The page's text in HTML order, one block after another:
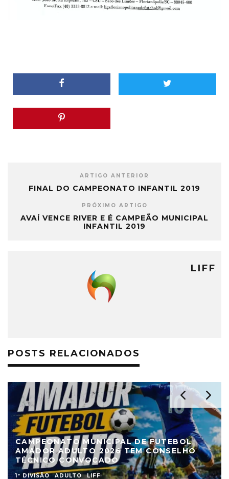
ARTIGO ANTERIOR
FINAL DO CAMPEONATO INFANTIL 2019
PRÓXIMO ARTIGO
AVAÍ VENCE RIVER E É CAMPEÃO MUNICIPAL
INFANTIL 2019
LIFF
POSTS RELACIONADOS
CAMPEONATO MUNICIPAL DE FUTEBOL
AMADOR ADULTO 2026 TEM CONSELHO
TÉCNICO CONVOCADO
1ª DIVISÃO ADULTO LIFF